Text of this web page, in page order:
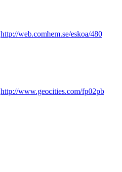
http://web.comhem.se/eskoa/480
http://www.geocities.com/fp02pb